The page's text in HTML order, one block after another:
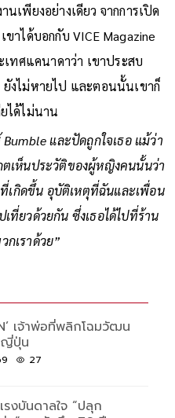
เพียงอย่างเดียว จากการเปิด
าได้บอกกับ VICE Magazine
ทศแคนาดาว่า เขาประสบ
งไม่หายไป และตอนนั้นเขาก็
ได้ไม่นาน
และปัดถูกใจเธอ แม้ว่า
ตเห็นประวัติของผู้หญิงคนนั้นว่า
ที่เกิดขึ้น อุบัติเหตุที่ฉันและเพื่อน
ที่ยวด้วยกัน ซึ่งเธอได้ไปที่ร้าน
เราด้วย”
เจ้าพ่อที่พลิกโฉมวัฒน
ญี่ปุ่น
27
งบันดาลใจ “ปลุก